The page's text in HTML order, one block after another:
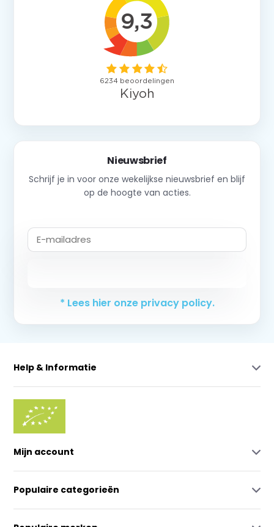
Nieuwsbrief
Schrijf je in voor onze wekelijkse nieuwsbrief en blijf
op de hoogte van acties.
* Lees hier onze privacy policy.
Help & Informatie
Mijn account
Populaire categorieën